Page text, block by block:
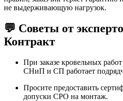
не выдерживающую нагрузок.
💬 Советы от
Контракт
При заказе кровельных
СНиП и СП работает
Просите предоставить
допуски СРО на монтаж.